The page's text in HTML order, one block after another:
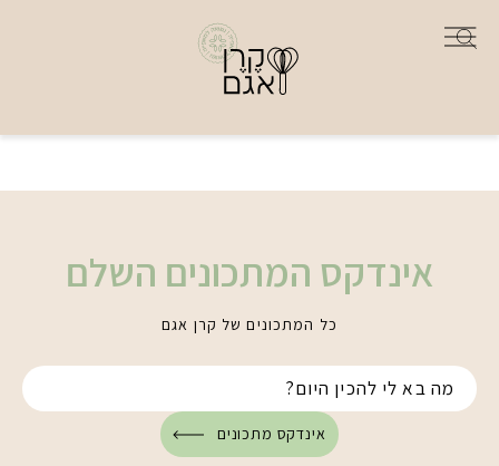
אינדקס המתכונים השלם
כל המתכונים של קרן אגם
אינדקס מתכונים